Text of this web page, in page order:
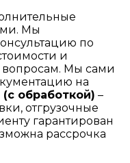
Мы
по
и
Мы сами
на
(с обработкой) –
отгрузочные
гарантирован
рассрочка